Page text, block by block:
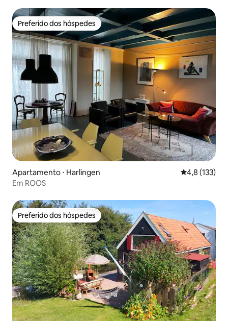
Preferido dos hóspedes
Preferido dos hóspedes
Apartamento ⋅ Harlingen 4,8 de uma
4,8 (133)
Em ROOS
Preferido dos hóspedes
Preferido dos hóspedes